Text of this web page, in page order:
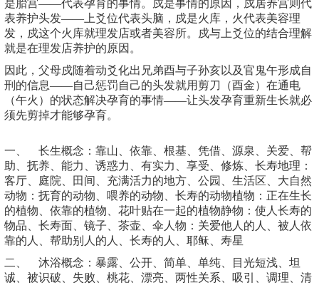
是胎宫——代表孕育的事情。戍是事情的原因，戍居养宫则代
表养护头发——上爻位代表头脑，戍是火库，火代表美容理
发，戍这个火库就理发店或者美容所。戍与上爻位的结合理解
就是在理发店养护的原因。
因此，父母戍随着动爻化出兄弟酉与子孙亥以及官鬼午形成自
刑的信息——自己惩罚自己的头发就用剪刀（酉金）在通电
（午火）的状态解决孕育的事情——让头发孕育重新生长就必
须先剪掉才能够孕育。
一、 长生概念：靠山、依靠、根基、凭借、源泉、关爱、帮
助、抚养、能力、诱惑力、有实力、享受、修炼、长寿地理：
客厅、庭院、田间、充满活力的地方、公园、生活区、大自然
动物：抚育的动物、喂养的动物、长寿的动物植物：正在生长
的植物、依靠的植物、花叶贴在一起的植物静物：使人长寿的
物品、长寿面、镜子、茶壶、伞人物：关爱他人的人、被人依
靠的人、帮助别人的人、长寿的人、耶稣、寿星
二、 沐浴概念：暴露、公开、简单、单纯、目光短浅、坦
诚、被识破、失败、桃花、漂亮、两性关系、吸引、调理、清